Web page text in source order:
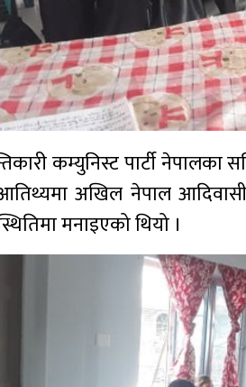
कम्युनिस्ट पार्टी
अखिल नेपाल
मनाइएको थियो ।